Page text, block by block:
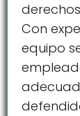
Con
equipo